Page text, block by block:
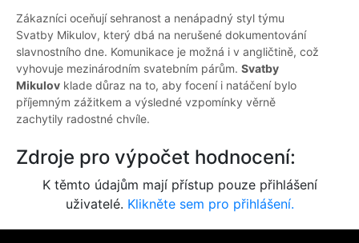
Zákazníci oceňují sehranost a nenápadný styl týmu
Svatby Mikulov, který dbá na nerušené dokumentování
slavnostního dne. Komunikace je možná i v angličtině, což
vyhovuje mezinárodním svatebním párům. Svatby
Mikulov klade důraz na to, aby focení i natáčení bylo
příjemným zážitkem a výsledné vzpomínky věrně
zachytily radostné chvíle.
Zdroje pro výpočet hodnocení:
K těmto údajům mají přístup pouze přihlášení
uživatelé. Klikněte sem pro přihlášení.